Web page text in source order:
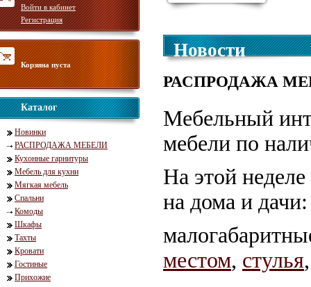
Войти в кабинет
Регистрация
Корзина пуста
Каталог
Новинки
РАСПРОДАЖА МЕБЕЛИ
Кухонные гарнитуры
Мебель для кухни
Мягкая мебель
Спальни
Комоды
Шкафы
Тахты
Кровати
Гостиные
Прихожие
Новости
РАСПРОДАЖА
Мебельный
мебели по
На этой
на дома и дачи:
местом, стулья